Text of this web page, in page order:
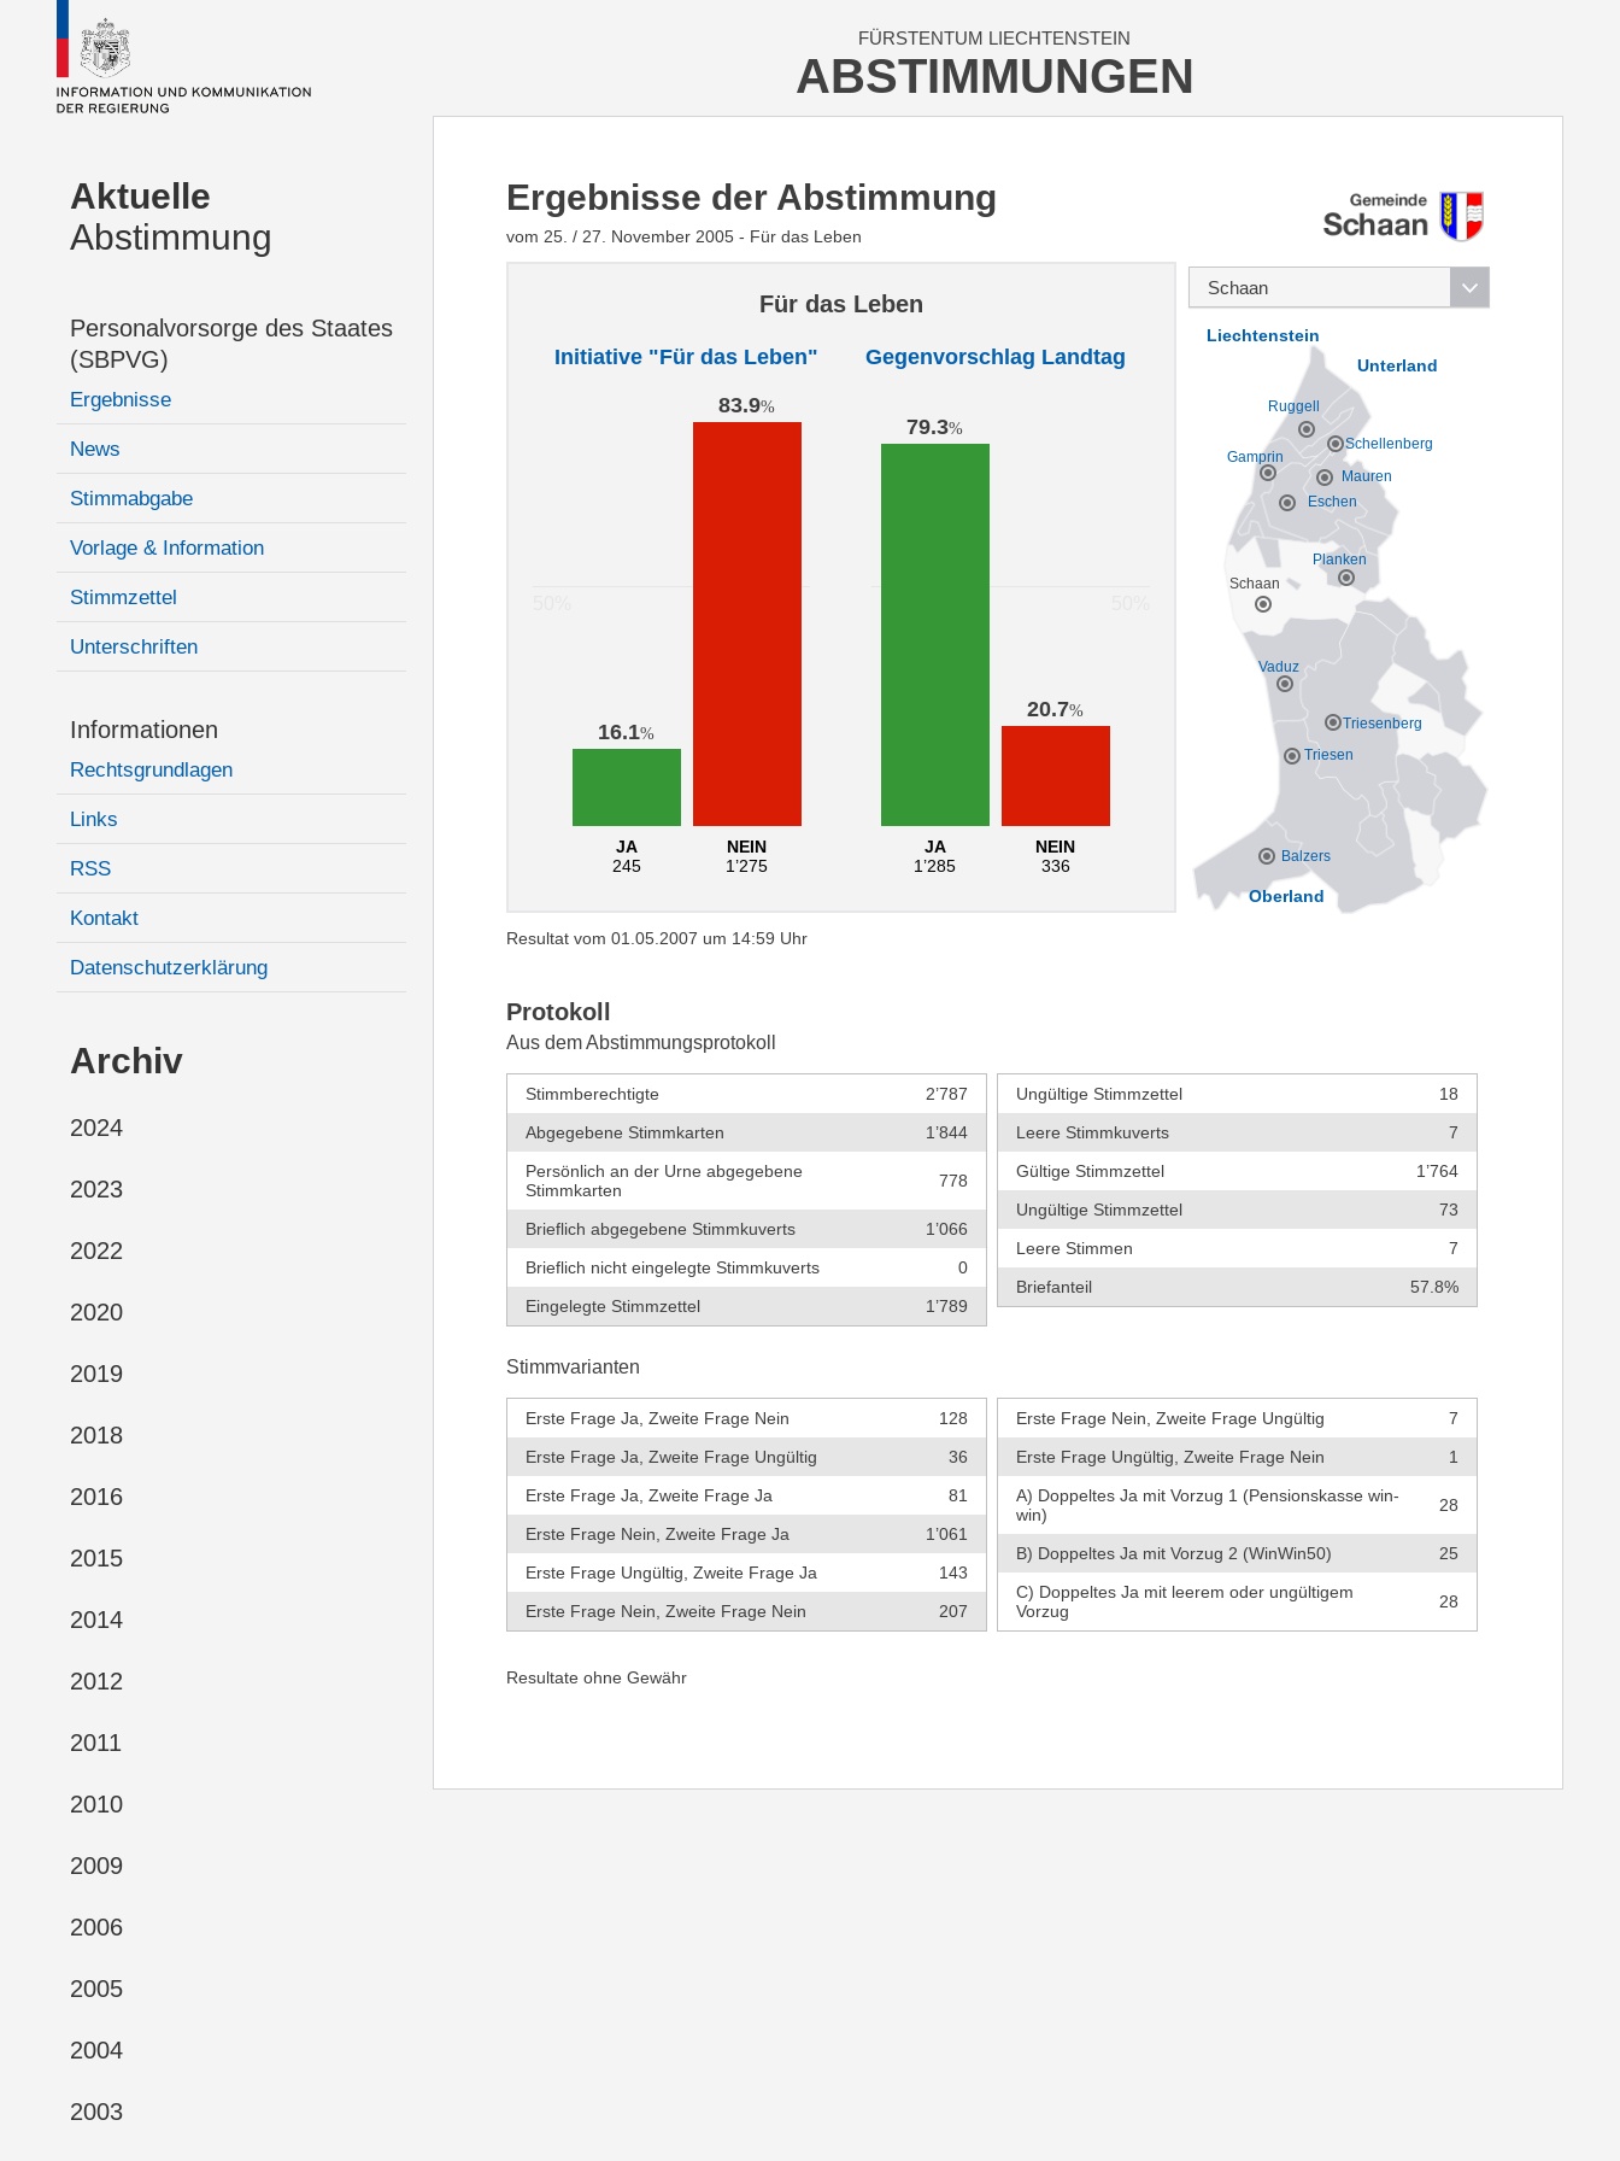
FÜRSTENTUM LIECHTENSTEIN
ABSTIMMUNGEN
Aktuelle
Abstimmung
Personalvorsorge des Staates
(SBPVG)
Ergebnisse
News
Stimmabgabe
Vorlage & Information
Stimmzettel
Unterschriften
Informationen
Rechtsgrundlagen
Links
RSS
Kontakt
Datenschutzerklärung
Archiv
2024
2023
2022
2020
2019
2018
2016
2015
2014
2012
2011
2010
2009
2006
2005
2004
2003
Vaduz
Balzers
Planken
Schaan
Triesen
Triesenberg
Eschen
Gamprin
Mauren
Ruggell
Schellenberg
Oberland
Unterland
Liechtenstein
Ergebnisse der Abstimmung
vom 25. / 27. November 2005 - Für das Leben
Für das Leben
Initiative "Für das Leben"
16.1%
JA
245
83.9%
NEIN
1’275
Gegenvorschlag Landtag
79.3%
JA
1’285
20.7%
NEIN
336
Resultat vom 01.05.2007 um 14:59 Uhr
Protokoll
Aus dem Abstimmungsprotokoll
Stimmberechtigte
2’787
Abgegebene Stimmkarten
1’844
Persönlich an der Urne abgegebene
Stimmkarten
778
Brieflich abgegebene Stimmkuverts
1’066
Brieflich nicht eingelegte Stimmkuverts
0
Eingelegte Stimmzettel
1’789
Ungültige Stimmzettel
18
Leere Stimmkuverts
7
Gültige Stimmzettel
1’764
Ungültige Stimmzettel
73
Leere Stimmen
7
Briefanteil
57.8%
Stimmvarianten
Erste Frage Ja, Zweite Frage Nein
128
Erste Frage Ja, Zweite Frage Ungültig
36
Erste Frage Ja, Zweite Frage Ja
81
Erste Frage Nein, Zweite Frage Ja
1’061
Erste Frage Ungültig, Zweite Frage Ja
143
Erste Frage Nein, Zweite Frage Nein
207
Erste Frage Nein, Zweite Frage Ungültig
7
Erste Frage Ungültig, Zweite Frage Nein
1
A) Doppeltes Ja mit Vorzug 1 (Pensionskasse win-
win)
28
B) Doppeltes Ja mit Vorzug 2 (WinWin50)
25
C) Doppeltes Ja mit leerem oder ungültigem
Vorzug
28
Resultate ohne Gewähr